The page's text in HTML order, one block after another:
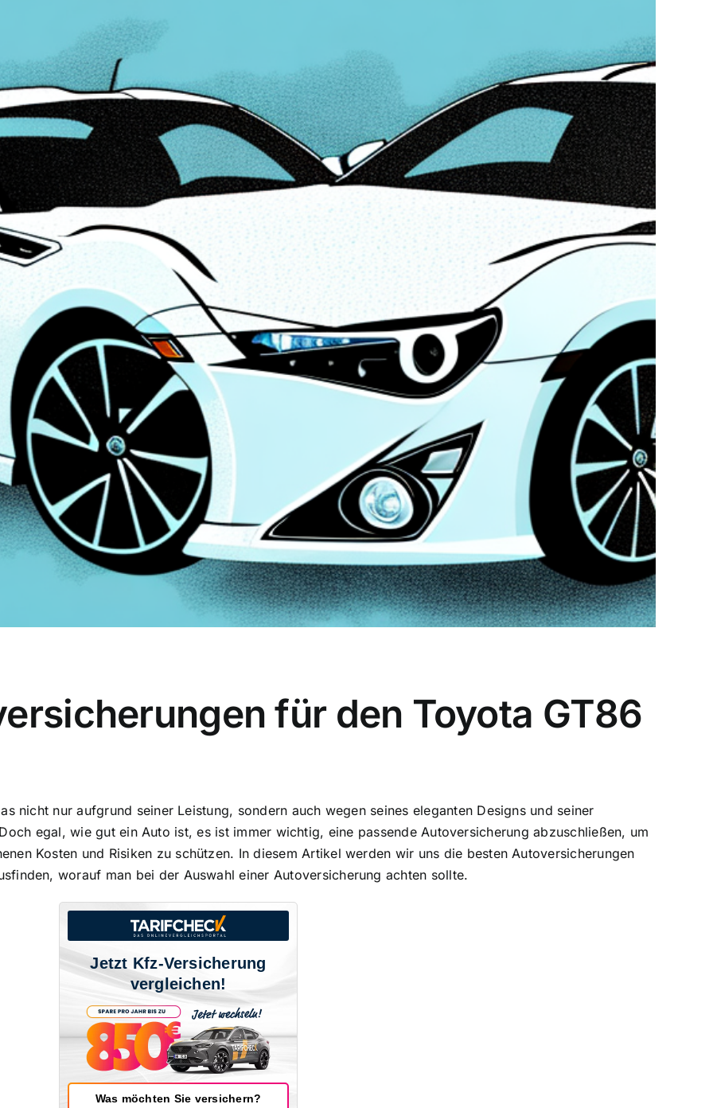
für den Toyota GT86
nicht nur aufgrund seiner Leistung, sondern auch wegen seines eleganten Designs und seiner
egal, wie gut ein Auto ist, es ist immer wichtig, eine passende Autoversicherung abzuschließen, um
Kosten und Risiken zu schützen. In diesem Artikel werden wir uns die besten Autoversicherungen
worauf man bei der Auswahl einer Autoversicherung achten sollte.
Jetzt Kfz-Versicherung
vergleichen!
Was möchten Sie versichern?